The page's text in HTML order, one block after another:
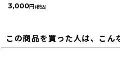
3,000円 (税込)
この商品を買った人は、こん